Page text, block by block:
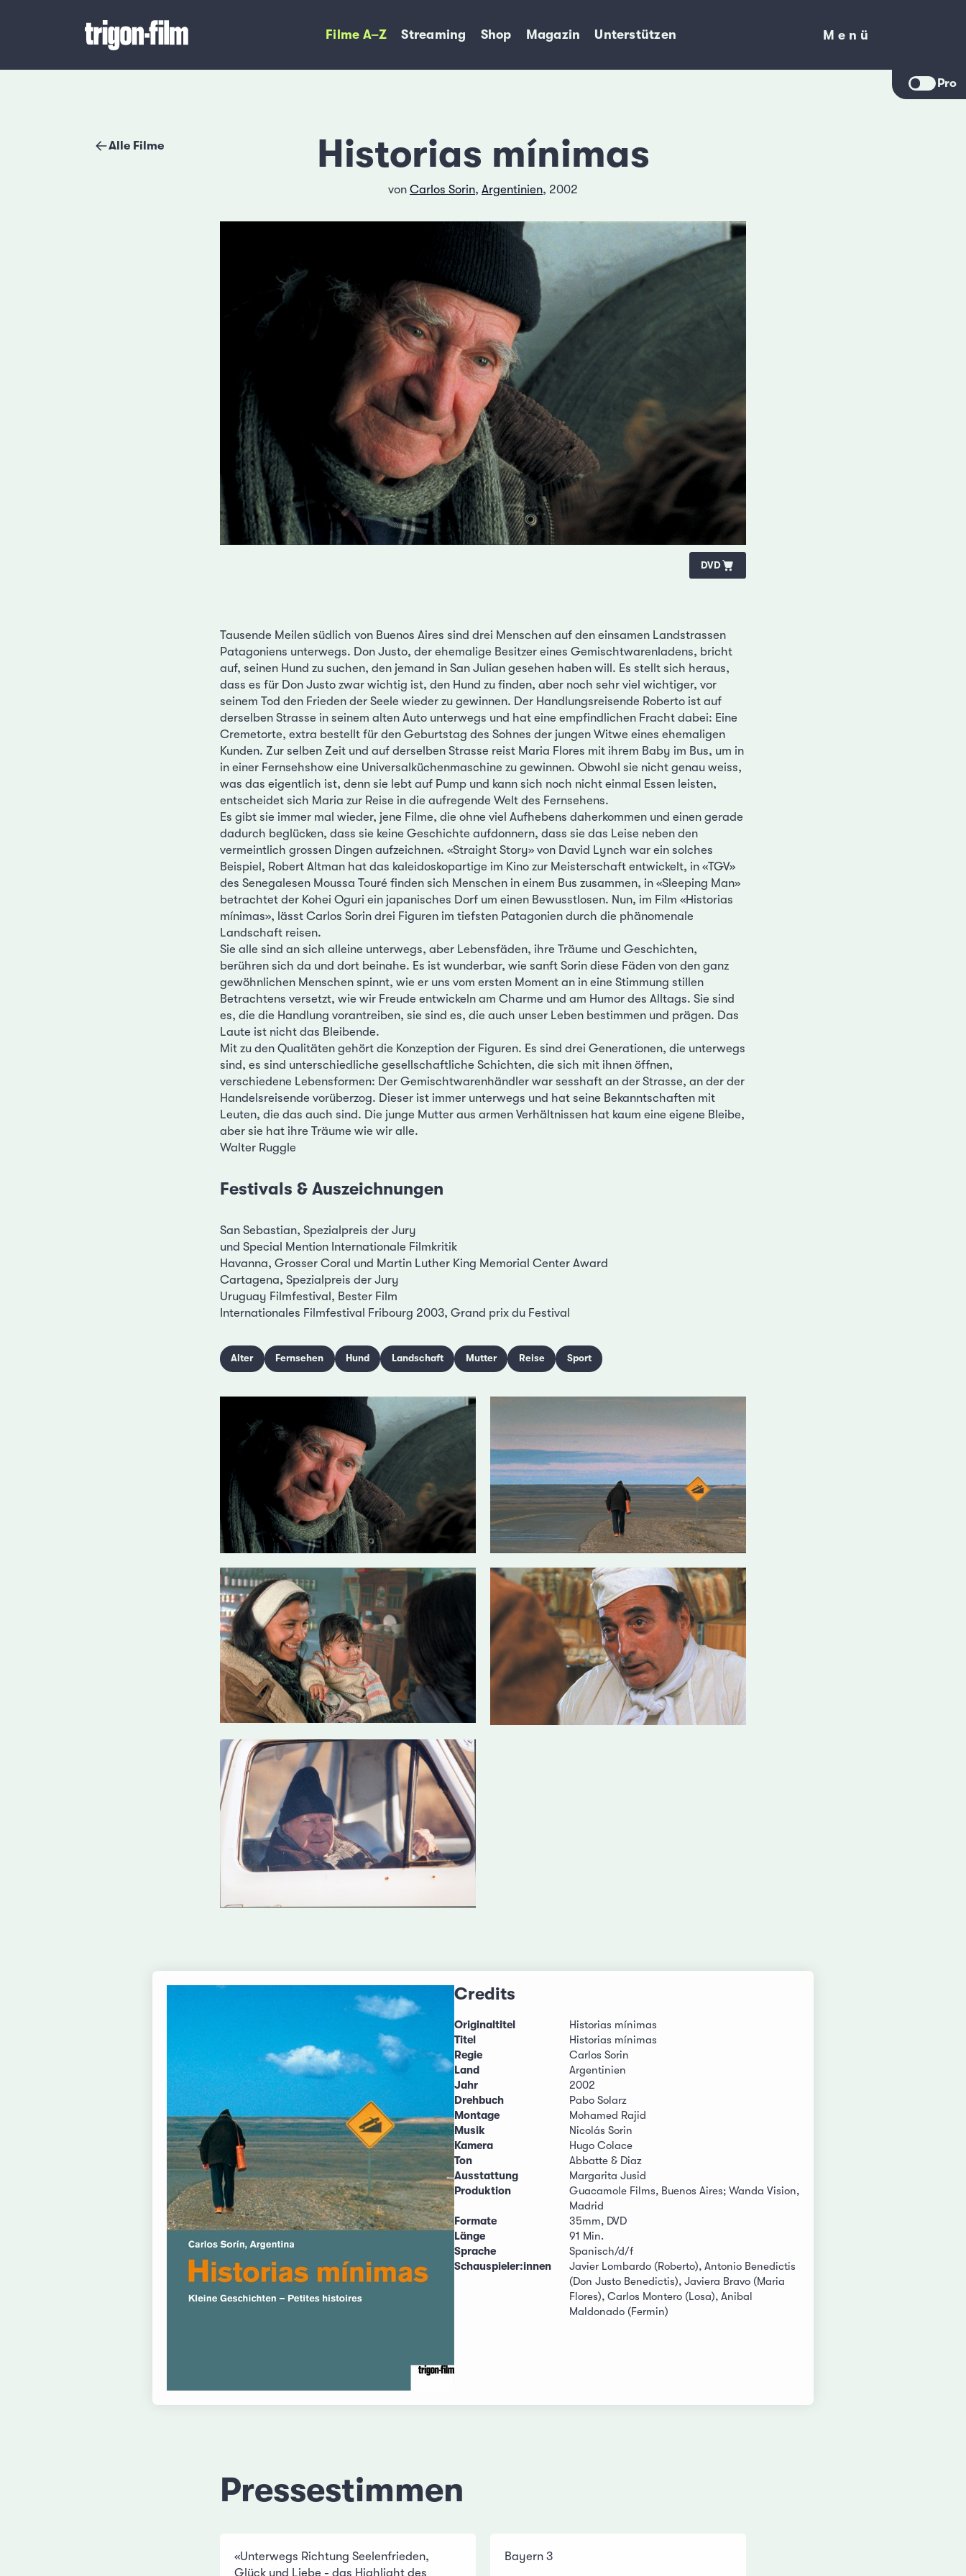
Filme A–Z Streaming Shop Magazin Unterstützen
Menü
Menü
Pro
Alle Filme Historias mínimas
von Carlos Sorin, Argentinien, 2002
DVD
Tausende Meilen südlich von Buenos Aires sind drei Menschen auf den einsamen Landstrassen
Patagoniens unterwegs. Don Justo, der ehemalige Besitzer eines Gemischtwarenladens, bricht
auf, seinen Hund zu suchen, den jemand in San Julian gesehen haben will. Es stellt sich heraus,
dass es für Don Justo zwar wichtig ist, den Hund zu finden, aber noch sehr viel wichtiger, vor
seinem Tod den Frieden der Seele wieder zu gewinnen. Der Handlungsreisende Roberto ist auf
derselben Strasse in seinem alten Auto unterwegs und hat eine empfindlichen Fracht dabei: Eine
Cremetorte, extra bestellt für den Geburtstag des Sohnes der jungen Witwe eines ehemaligen
Kunden. Zur selben Zeit und auf derselben Strasse reist Maria Flores mit ihrem Baby im Bus, um in
in einer Fernsehshow eine Universalküchenmaschine zu gewinnen. Obwohl sie nicht genau weiss,
was das eigentlich ist, denn sie lebt auf Pump und kann sich noch nicht einmal Essen leisten,
entscheidet sich Maria zur Reise in die aufregende Welt des Fernsehens.
Es gibt sie immer mal wieder, jene Filme, die ohne viel Aufhebens daherkommen und einen gerade
dadurch beglücken, dass sie keine Geschichte aufdonnern, dass sie das Leise neben den
vermeintlich grossen Dingen aufzeichnen. «Straight Story» von David Lynch war ein solches
Beispiel, Robert Altman hat das kaleidoskopartige im Kino zur Meisterschaft entwickelt, in «TGV»
des Senegalesen Moussa Touré finden sich Menschen in einem Bus zusammen, in «Sleeping Man»
betrachtet der Kohei Oguri ein japanisches Dorf um einen Bewusstlosen. Nun, im Film «Historias
mínimas», lässt Carlos Sorin drei Figuren im tiefsten Patagonien durch die phänomenale
Landschaft reisen.
Sie alle sind an sich alleine unterwegs, aber Lebensfäden, ihre Träume und Geschichten,
berühren sich da und dort beinahe. Es ist wunderbar, wie sanft Sorin diese Fäden von den ganz
gewöhnlichen Menschen spinnt, wie er uns vom ersten Moment an in eine Stimmung stillen
Betrachtens versetzt, wie wir Freude entwickeln am Charme und am Humor des Alltags. Sie sind
es, die die Handlung vorantreiben, sie sind es, die auch unser Leben bestimmen und prägen. Das
Laute ist nicht das Bleibende.
Mit zu den Qualitäten gehört die Konzeption der Figuren. Es sind drei Generationen, die unterwegs
sind, es sind unterschiedliche gesellschaftliche Schichten, die sich mit ihnen öffnen,
verschiedene Lebensformen: Der Gemischtwarenhändler war sesshaft an der Strasse, an der der
Handelsreisende vorüberzog. Dieser ist immer unterwegs und hat seine Bekanntschaften mit
Leuten, die das auch sind. Die junge Mutter aus armen Verhältnissen hat kaum eine eigene Bleibe,
aber sie hat ihre Träume wie wir alle.
Walter Ruggle
Festivals & Auszeichnungen
San Sebastian, Spezialpreis der Jury
und Special Mention Internationale Filmkritik
Havanna, Grosser Coral und Martin Luther King Memorial Center Award
Cartagena, Spezialpreis der Jury
Uruguay Filmfestival, Bester Film
Internationales Filmfestival Fribourg 2003, Grand prix du Festival
Alter Fernsehen Hund Landschaft Mutter Reise Sport
Credits
Originaltitel
Historias mínimas
Titel
Historias mínimas
Regie
Carlos Sorin
Land
Argentinien
Jahr
2002
Drehbuch
Pabo Solarz
Montage
Mohamed Rajid
Musik
Nicolás Sorin
Kamera
Hugo Colace
Ton
Abbatte & Diaz
Ausstattung
Margarita Jusid
Produktion
Guacamole Films, Buenos Aires; Wanda Vision,
Madrid
Formate
35mm, DVD
Länge
91 Min.
Sprache
Spanisch/d/f
Schauspieler:innen
Javier Lombardo (Roberto), Antonio Benedictis
(Don Justo Benedictis), Javiera Bravo (Maria
Flores), Carlos Montero (Losa), Anibal
Maldonado (Fermin)
Pressestimmen
«Unterwegs Richtung Seelenfrieden,
Glück und Liebe - das Highlight des
Bayern 3